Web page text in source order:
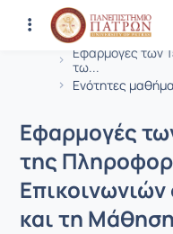
Αρχική Σελίδα
Εφαρμογές των
τω...
Ενότητες
Μάθημα :
Κωδικός :
Εφαρμογές
της
και τη